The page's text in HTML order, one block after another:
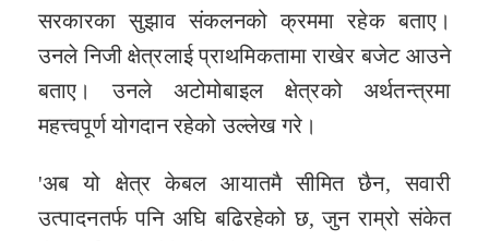
सरकारका सुझाव संकलनको क्रममा रहेक‍ बताए।
उनले निजी क्षेत्रलाई प्राथमिकतामा राखेर बजेट आउने
बताए। उनले अटोमोबाइल क्षेत्रको अर्थतन्त्रमा
महत्त्वपूर्ण योगदान रहेको उल्लेख गरे।
'अब यो क्षेत्र केबल आयातमै सीमित छैन, सवारी
उत्पादनतर्फ पनि अघि बढिरहेको छ, जुन राम्रो संकेत